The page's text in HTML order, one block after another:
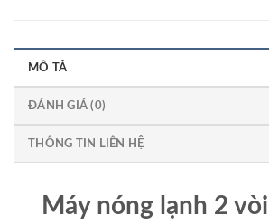
MÔ TẢ
ĐÁNH GIÁ (0)
THÔNG TIN LIÊN HỆ
Máy nóng lạnh 2